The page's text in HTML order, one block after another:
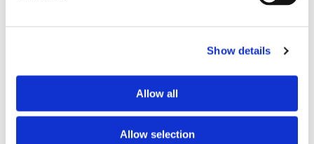
Show details
Allow all
Allow selection